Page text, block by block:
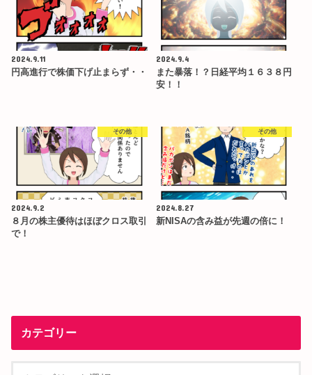
2024.9.11
円高進行で株価下げ止まらず・・
2024.9.4
また暴落！？日経平均１６３８円
安！！
その他
2024.9.2
８月の株主優待はほぼクロス取引
で！
その他
2024.8.27
新NISAの含み益が先週の倍に！
カテゴリー